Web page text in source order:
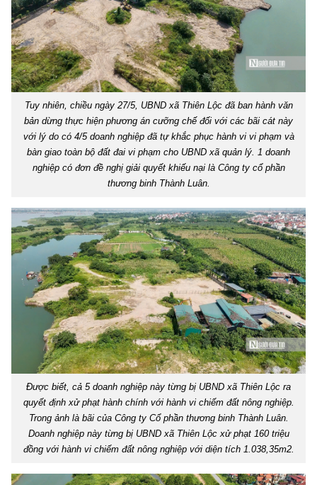
Tuy nhiên, chiều ngày 27/5, UBND xã Thiên Lộc đã ban hành văn
bản dừng thực hiện phương án cưỡng chế đối với các bãi cát này
với lý do có 4/5 doanh nghiệp đã tự khắc phục hành vi vi phạm và
bàn giao toàn bộ đất đai vi phạm cho UBND xã quản lý. 1 doanh
nghiệp có đơn đề nghị giải quyết khiếu nại là Công ty cổ phần
thương binh Thành Luân.
Được biết, cả 5 doanh nghiệp này từng bị UBND xã Thiên Lộc ra
quyết định xử phạt hành chính với hành vi chiếm đất nông nghiệp.
Trong ảnh là bãi của Công ty Cổ phần thương binh Thành Luân.
Doanh nghiệp này từng bị UBND xã Thiên Lộc xử phạt 160 triệu
đồng với hành vi chiếm đất nông nghiệp với diện tích 1.038,35m2.